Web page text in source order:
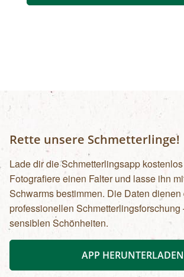
Rette unsere Schmetterlinge!
Lade dir die Schmetterlingsapp
Fotografiere einen Falter und lasse ihn
Schwarms bestimmen. Die Daten dienen
professionellen Schmetterlingsforschung
sensiblen Schönheiten.
APP HERUNTERLADEN